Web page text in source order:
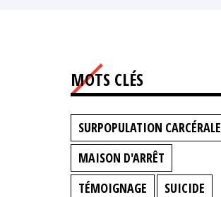
MOTS CLÉS
SURPOPULATION CARCÉRALE
MAISON D'ARRÊT
TÉMOIGNAGE
SUICIDE